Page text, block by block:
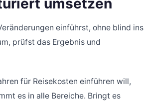
einführst, ohne blind ins
prüfst das Ergebnis und
für Reisekosten einführen will,
es in alle Bereiche. Bringt es